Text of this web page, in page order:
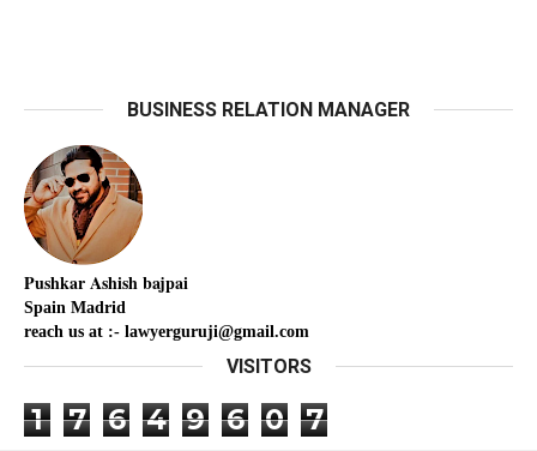
BUSINESS RELATION MANAGER
PushkarAshishbajpai
Spain Madrid
reach us at :- lawyerguruji@gmail.com
VISITORS
1 7 6 4 9 6 0 7